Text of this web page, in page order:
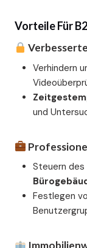
Vorteile Für
Verhindern
und
Steuern des
Festlegen